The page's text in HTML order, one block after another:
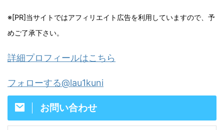
※[PR]当サイトではアフィリエイト広告を利用していますので、予
めご了承下さい。
詳細プロフィールはこちら
フォローする@lau1kuni
お問い合わせ